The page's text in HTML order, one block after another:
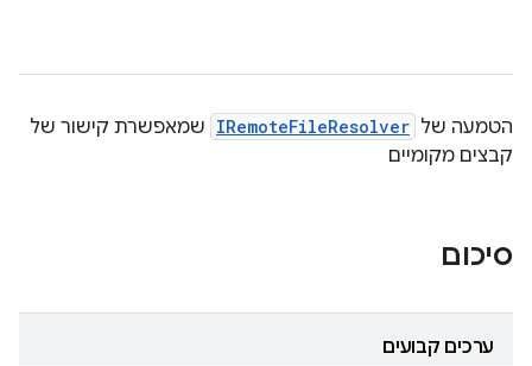
הטמעה של IRemoteFileResolver שמאפשרת קישור של
קבצים מקומיים
סיכום
ערכים קבועים